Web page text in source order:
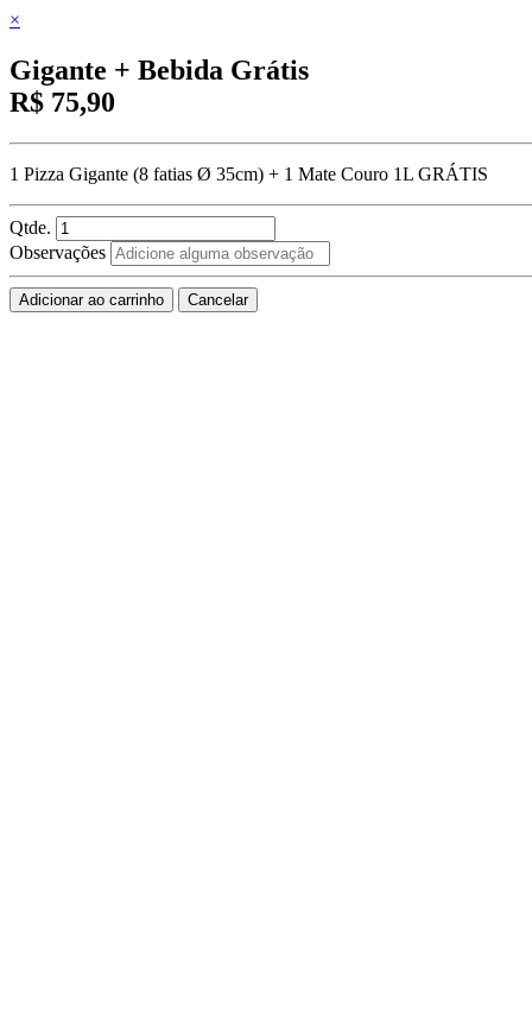
×
Gigante + Bebida Grátis
R$ 75,90
1 Pizza Gigante (8 fatias Ø 35cm) + 1 Mate Couro 1L GRÁTIS
Qtde.
Observações
Adicionar ao carrinho Cancelar